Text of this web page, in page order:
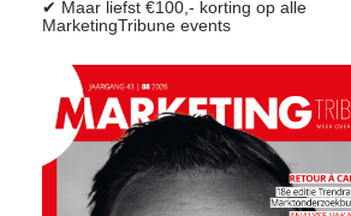
✔ Maar liefst €100,- korting op alle
MarketingTribune events